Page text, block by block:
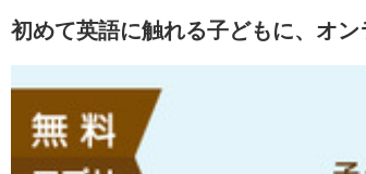
初めて英語に触れる子どもに、オ